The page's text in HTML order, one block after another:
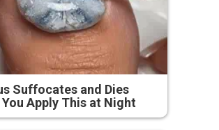
Suffocates and Dies
You Apply This at Night